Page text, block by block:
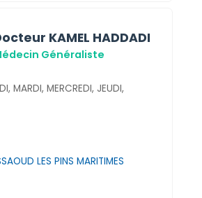
KAMEL HADDADI
Généraliste
MARDI, MERCREDI, JEUDI,
LES PINS MARITIMES